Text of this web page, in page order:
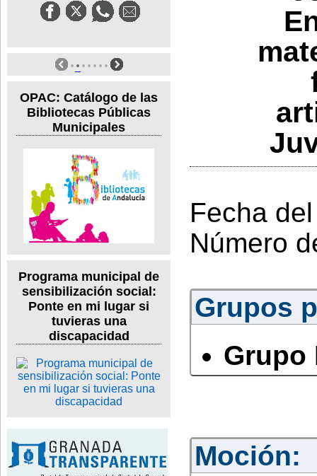
OPAC: Catálogo de las
Bibliotecas Públicas
Municipales
Programa municipal de
sensibilización social:
Ponte en mi lugar si
tuvieras una
discapacidad
Fecha
Número
Grupos
Grupo
Moción: